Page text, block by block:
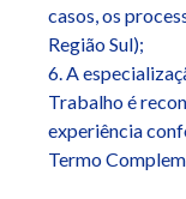
casos, os
Região Sul);
6. A
Trabalho é
experiência
Termo